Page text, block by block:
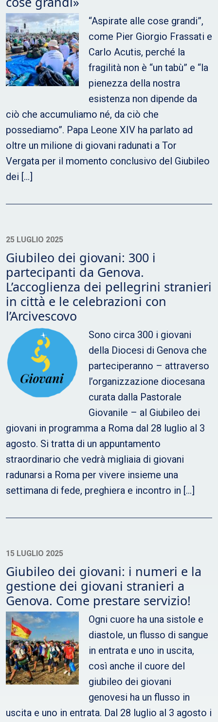
“Aspirate alle cose grandi”,
come Pier Giorgio Frassati e
Carlo Acutis, perché la
fragilità non è “un tabù” e “la
pienezza della nostra
esistenza non dipende da
ciò che accumuliamo né, da ciò che
possediamo”. Papa Leone XIV ha parlato ad
oltre un milione di giovani radunati a Tor
Vergata per il momento conclusivo del Giubileo
dei […]
25 LUGLIO 2025
Giubileo dei giovani: 300 i
partecipanti da Genova.
L’accoglienza dei pellegrini stranieri
in città e le celebrazioni con
l’Arcivescovo
Sono circa 300 i giovani
della Diocesi di Genova che
parteciperanno – attraverso
l’organizzazione diocesana
curata dalla Pastorale
Giovanile – al Giubileo dei
giovani in programma a Roma dal 28 luglio al 3
agosto. Si tratta di un appuntamento
straordinario che vedrà migliaia di giovani
radunarsi a Roma per vivere insieme una
settimana di fede, preghiera e incontro in […]
15 LUGLIO 2025
Giubileo dei giovani: i numeri e la
gestione dei giovani stranieri a
Genova. Come prestare servizio!
Ogni cuore ha una sistole e
diastole, un flusso di sangue
in entrata e uno in uscita,
così anche il cuore del
giubileo dei giovani
genovesi ha un flusso in
uscita e uno in entrata. Dal 28 luglio al 3 agosto i